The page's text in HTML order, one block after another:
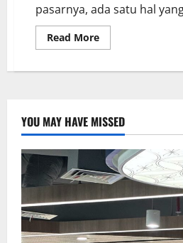
pasarnya, ada satu hal
Read More
YOU MAY HAVE MISSED